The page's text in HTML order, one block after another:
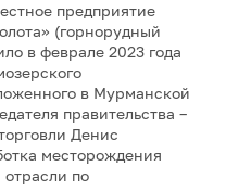
предприятие
(горнорудный
в феврале 2023 года
в Мурманской
правительства –
Денис
месторождения
по